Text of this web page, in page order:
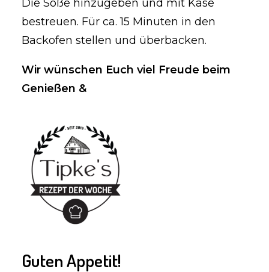
Die Soße hinzugeben und mit Käse
bestreuen. Für ca. 15 Minuten in den
Backofen stellen und überbacken.
Wir wünschen Euch viel Freude beim
Genießen &
Guten Appetit!